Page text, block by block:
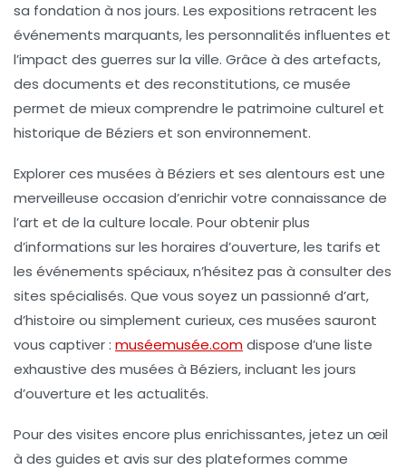
sa fondation à nos jours. Les expositions retracent les
événements marquants, les personnalités influentes et
l’impact des guerres sur la ville. Grâce à des artefacts,
des documents et des reconstitutions, ce musée
permet de mieux comprendre le patrimoine culturel et
historique de Béziers et son environnement.
Explorer ces musées à Béziers et ses alentours est une
merveilleuse occasion d’enrichir votre connaissance de
l’art et de la culture locale. Pour obtenir plus
d’informations sur les horaires d’ouverture, les tarifs et
les événements spéciaux, n’hésitez pas à consulter des
sites spécialisés. Que vous soyez un passionné d’art,
d’histoire ou simplement curieux, ces musées sauront
vous captiver : muséemusée.comdispose d’une liste
exhaustive des musées à Béziers, incluant les jours
d’ouverture et les actualités.
Pour des visites encore plus enrichissantes, jetez un œil
à des guides et avis sur des plateformes comme